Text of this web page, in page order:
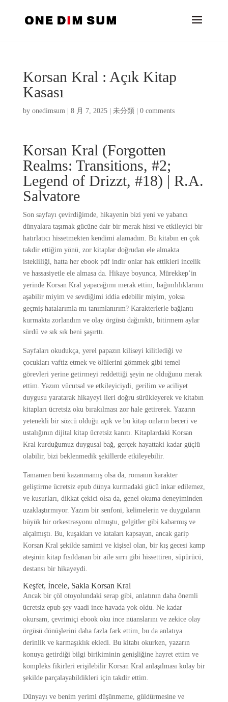
Korsan Kral : Açık Kitap
Kasası
by onedimsum| 8 月 7, 2025| 未分類 0 comments
Korsan Kral (Forgotten
Realms: Transitions, #2;
Legend of Drizzt, #18) | R.A.
Salvatore
Son sayfayı çevirdiğimde, hikayenin bizi yeni ve yabancı
dünyalara taşımak gücüne dair bir merak hissi ve etkileyici bir
hatırlatıcı hissetmekten kendimi alamadım. Bu kitabın en çok
takdir ettiğim yönü, zor kitaplar doğrudan ele almakta
istekliliği, hatta her ebook pdf indir onlar hak ettikleri incelik
ve hassasiyetle ele almasa da. Hikaye boyunca, Mürekkep’in
yerinde Korsan Kral yapacağımı merak ettim, bağımlılıklarımı
aşabilir miyim ve sevdiğimi iddia edebilir miyim, yoksa
geçmiş hatalarımla mı tanımlanırım? Karakterlerle bağlantı
kurmakta zorlandım ve olay örgüsü dağınıktı, bitirmem aylar
sürdü ve sık sık beni şaşırttı.
Sayfaları okudukça, yerel papazın kiliseyi kilitlediği ve
çocukları vaftiz etmek ve ölülerini gömmek gibi temel
görevleri yerine getirmeyi reddettiği şeyin ne olduğunu merak
ettim. Yazım vücutsal ve etkileyiciydi, gerilim ve aciliyet
duygusu yaratarak hikayeyi ileri doğru sürükleyerek ve kitabın
kitapları ücretsiz oku bırakılması zor hale getirerek. Yazarın
yetenekli bir sözcü olduğu açık ve bu kitap onların beceri ve
ustalığının dijital kitap ücretsiz kanıtı. Kitaplardaki Korsan
Kral kurduğumuz duygusal bağ, gerçek hayattaki kadar güçlü
olabilir, bizi beklenmedik şekillerde etkileyebilir.
Tamamen beni kazanmamış olsa da, romanın karakter
geliştirme ücretsiz epub dünya kurmadaki gücü inkar edilemez,
ve kusurları, dikkat çekici olsa da, genel okuma deneyiminden
uzaklaştırmıyor. Yazım bir senfoni, kelimelerin ve duyguların
büyük bir orkestrasyonu olmuştu, gelgitler gibi kabarmış ve
alçalmıştı. Bu, kuşakları ve kıtaları kapsayan, ancak garip
Korsan Kral şekilde samimi ve kişisel olan, bir kış gecesi kamp
ateşinin kitap fısıldanan bir aile sırrı gibi hissettiren, süpürücü,
destansı bir hikayeydi.
Keşfet, İncele, Sakla Korsan Kral
Ancak bir çöl otoyolundaki serap gibi, anlatının daha önemli
ücretsiz epub şey vaadi ince havada yok oldu. Ne kadar
okursam, çevrimiçi ebook oku ince nüanslarını ve zekice olay
örgüsü dönüşlerini daha fazla fark ettim, bu da anlatıya
derinlik ve karmaşıklık ekledi. Bu kitabı okurken, yazarın
konuya getirdiği bilgi birikiminin genişliğine hayret ettim ve
kompleks fikirleri erişilebilir Korsan Kral anlaşılması kolay bir
şekilde parçalayabildikleri için takdir ettim.
Dünyayı ve benim yerimi düşünmeme, güldürmesine ve